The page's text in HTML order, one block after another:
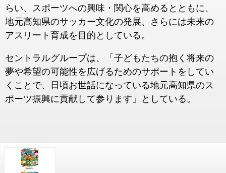
らい、スポーツへの興味・関心を高めるとともに、
地元高知県のサッカー文化の発展、さらには未来の
アスリート育成を目的としている。
セントラルグループは、「子どもたちの抱く将来の
夢や希望の可能性を広げるためのサポートをしてい
くことで、日頃お世話になっている地元高知県のス
ポーツ振興に貢献して参ります」としている。